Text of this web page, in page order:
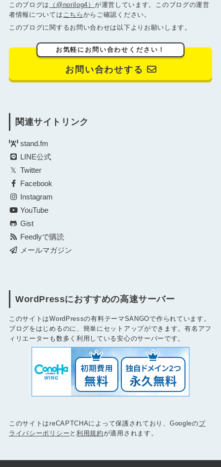
このブログは （@norilog4） が運営しています。このブログの運営
者情報については こちら からご確認ください。
このブログに関するお問い合わせは以下よりお願いします。
お気軽にお問い合わせください！
お問い合わせする
関連サイトリンク
stand.fm
LINE公式
Twitter
Facebook
Instagram
YouTube
Gist
Feedlyで購読
メールマガジン
WordPressにおすすめの高速サーバー
このサイトはWordPressの有料テーマSANGOで作られています。
ブログをはじめるのに、簡単にセットアップができます。有名アフ
ィリエーターも数多く利用している安心のサーバーです。
このサイトはreCAPTCHAによって保護されており、Googleのプ
ライバシーポリシー と 利用規約が適用されます。